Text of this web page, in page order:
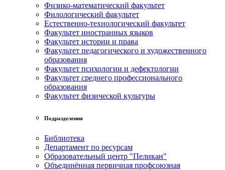
Физико-математический факультет
Филологический факультет
Естественно-технологический факультет
Факультет иностранных языков
Факультет истории и права
Факультет педагогического и художественного
образования
Факультет психологии и дефектологии
Факультет среднего профессионального
образования
Факультет физической культуры
Подразделения
Библиотека
Департамент по ресурсам
Образовательный центр "Пеликан"
Объединённая первичная профсоюзная